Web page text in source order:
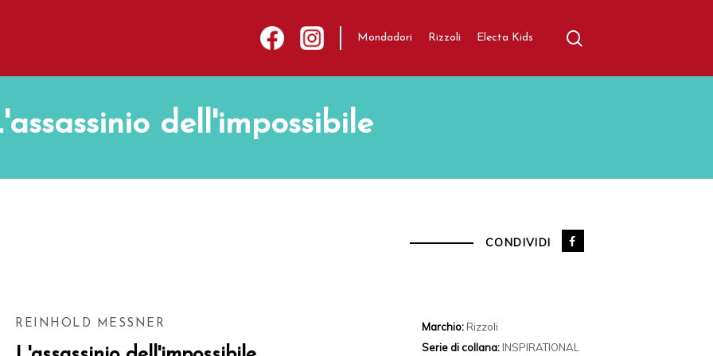
separatore
Mondadori Rizzoli Electa Kids
dell'impossibile
CONDIVIDI
REINHOLD MESSNER Marchio:Rizzoli
Serie di collana:INSPIRATIONAL